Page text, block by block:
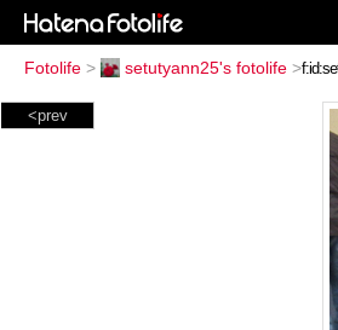
Fotolife > setutyann25's fotolife >
<prev